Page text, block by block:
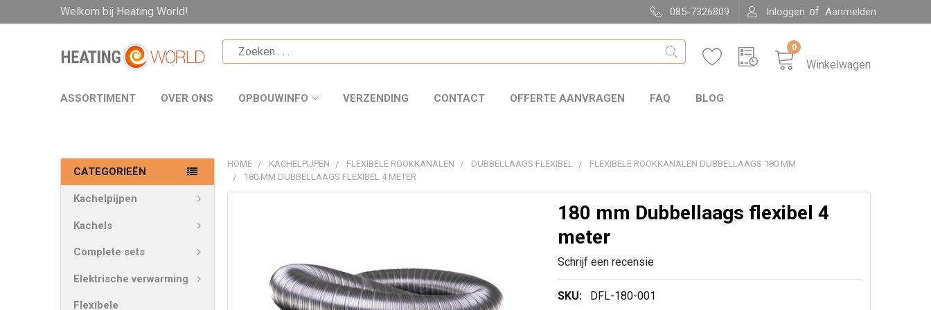
Welkom bij Heating World! 085-7326809 Inloggen of Aanmelden
Winkelwagen
0
ASSORTIMENT OVER ONS OPBOUWINFO VERZENDING CONTACT OFFERTE AANVRAGEN FAQ BLOG
CATEGORIEËN
Kachelpijpen
Kachels
Complete sets
Elektrische verwarming
Flexibele
HOME KACHELPIJPEN FLEXIBELE ROOKKANALEN DUBBELLAAGS FLEXIBEL
FLEXIBELE ROOKKANALEN DUBBELLAAGS 180 MM
180 MM DUBBELLAAGS FLEXIBEL 4 METER
180 mm Dubbellaags flexibel 4
meter
Schrijf een recensie
SKU:
DFL-180-001
SELECTEER
ALLES